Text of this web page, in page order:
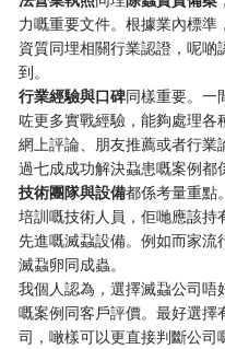
力嘅重要文件。根據業內標
資質同埋相關行業認證，呢
到。
​行業經驗與口碑​同樣重要。一
咗更多實戰經驗，能夠處理
網上評論、朋友推薦或者行業
過七成成功解決蝨患嘅案例都
​技術團隊與設備​都係考量重點
培訓嘅技術人員，佢哋應該
先進嘅滅蝨設備。例如而家
滅蝨卵同成蟲。
我個人認為，選擇滅蝨公司唔
嘅案例同客戶評價。最好選
司，噉樣可以更直接判斷公司